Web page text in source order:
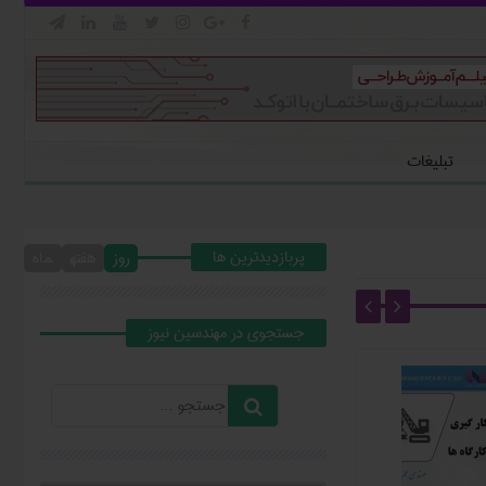
تبلیغات
پربازدیدترین ها روز
جستجوي در مهندسين نيوز